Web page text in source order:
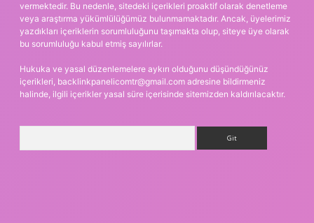
vermektedir. Bu nedenle, sitedeki içerikleri proaktif olarak denetleme
veya araştırma yükümlülüğümüz bulunmamaktadır. Ancak, üyelerimiz
yazdıkları içeriklerin sorumluluğunu taşımakta olup, siteye üye olarak
bu sorumluluğu kabul etmiş sayılırlar.
Hukuka ve yasal düzenlemelere aykırı olduğunu düşündüğünüz
içerikleri, backlinkpanelicomtr@gmail.com adresine bildirmeniz
halinde, ilgili içerikler yasal süre içerisinde sitemizden kaldırılacaktır.